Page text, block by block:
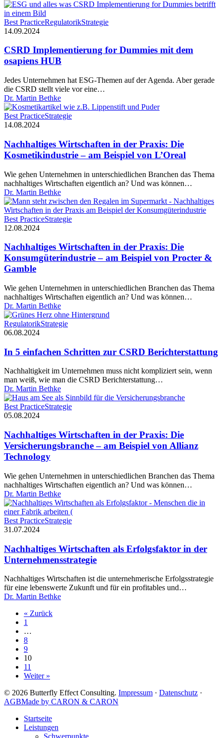
CSRD
Implementierung
Dummies
dem
HUB
Best PracticeRegulatorikStrategie
14.09.2024
CSRD Implementierung for Dummies mit dem
osapiens HUB
Jedes Unternehmen hat ESG-Themen auf der Agenda. Aber gerade
die CSRD stellt viele vor eine…
Dr. Martin Bethke
Nachhaltiges
Wirtschaften
der
Praxis:
Die
–
am
Beispiel
von
L’Oreal
Best PracticeStrategie
14.08.2024
Nachhaltiges Wirtschaften in der Praxis: Die
Kosmetikindustrie – am Beispiel von L’Oreal
Wie gehen Unternehmen in unterschiedlichen Branchen das Thema
nachhaltiges Wirtschaften eigentlich an? Und was können…
Dr. Martin Bethke
Nachhaltiges
Wirtschaften
der
Praxis:
Die
Konsumgüterindustrie
am
Beispiel
von
Procter
&
Gamble
Best PracticeStrategie
12.08.2024
Nachhaltiges Wirtschaften in der Praxis: Die
Konsumgüterindustrie – am Beispiel von Procter &
Gamble
Wie gehen Unternehmen in unterschiedlichen Branchen das Thema
nachhaltiges Wirtschaften eigentlich an? Und was können…
Dr. Martin Bethke
In
5
Schritten
zur
CSRD
Berichterstattung
RegulatorikStrategie
06.08.2024
In 5 einfachen Schritten zur CSRD Berichterstattung
Nachhaltigkeit im Unternehmen muss nicht kompliziert sein, wenn
man weiß, wie man die CSRD Berichterstattung…
Dr. Martin Bethke
Nachhaltiges
Wirtschaften
der
Praxis:
Die
Versicherungsbranche
am
Beispiel
von
Allianz
Technology
Best PracticeStrategie
05.08.2024
Nachhaltiges Wirtschaften in der Praxis: Die
Versicherungsbranche – am Beispiel von Allianz
Technology
Wie gehen Unternehmen in unterschiedlichen Branchen das Thema
nachhaltiges Wirtschaften eigentlich an? Und was können…
Dr. Martin Bethke
Nachhaltiges
Wirtschaften
Erfolgsfaktor
in
der
Best PracticeStrategie
31.07.2024
Nachhaltiges Wirtschaften als Erfolgsfaktor in der
Unternehmensstrategie
Nachhaltiges Wirtschaften ist die unternehmerische Erfolgsstrategie
für eine lebenswerte Zukunft und für ein profitables und…
Dr. Martin Bethke
« Zurück
1
…
8
9
10
11
Weiter »
© 2026 Butterfly Effect Consulting. Impressum · Datenschutz ·
AGBMade by CARON & CARON
Close
Menu
Startseite
Leistungen